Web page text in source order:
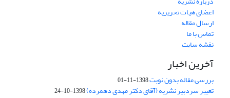
اعضای هیات تحریریه
ارسال مقاله
تماس با ما
نقشه سایت
آخرین اخبار
بررسی مقاله بدون نوبت1398-11-01
تغییر سردبیر نشریه (آقای دکتر مهدی دهمرده)1398-10-24